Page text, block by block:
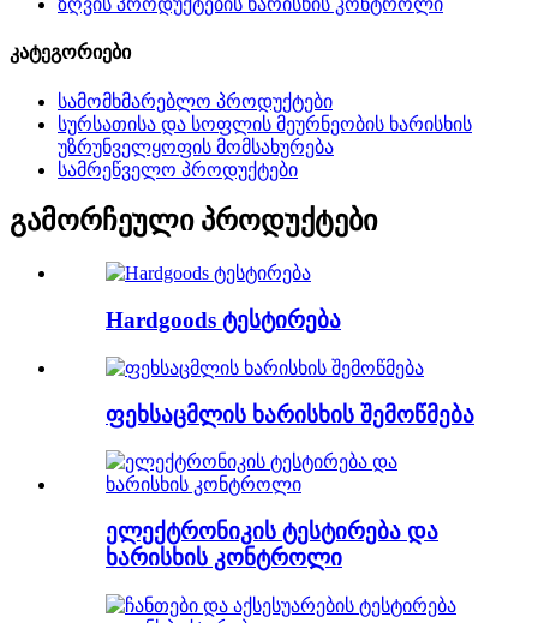
ზღვის პროდუქტების ხარისხის კონტროლი
კატეგორიები
სამომხმარებლო პროდუქტები
სურსათისა და სოფლის მეურნეობის ხარისხის
უზრუნველყოფის მომსახურება
სამრეწველო პროდუქტები
გამორჩეული პროდუქტები
Hardgoods ტესტირება
ფეხსაცმლის ხარისხის შემოწმება
ელექტრონიკის ტესტირება და
ხარისხის კონტროლი